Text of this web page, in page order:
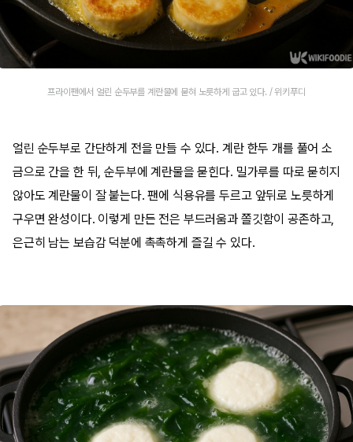
프라이팬에서 얼린 순두부를 계란물에 묻혀 노릇하게 굽고 있다. / 위키푸디
얼린 순두부로 간단하게 전을 만들 수 있다. 계란 한두 개를 풀어 소
금으로 간을 한 뒤, 순두부에 계란물을 묻힌다. 밀가루를 따로 묻히지
않아도 계란물이 잘 붙는다. 팬에 식용유를 두르고 앞뒤로 노릇하게
구우면 완성이다. 이렇게 만든 전은 부드러움과 쫄깃함이 공존하고,
은근히 남는 보습감 덕분에 촉촉하게 즐길 수 있다.